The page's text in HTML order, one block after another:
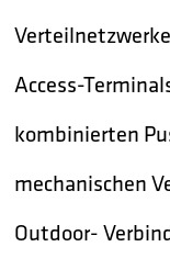
Access-
kombinierten
mechanischen
Outdoor-